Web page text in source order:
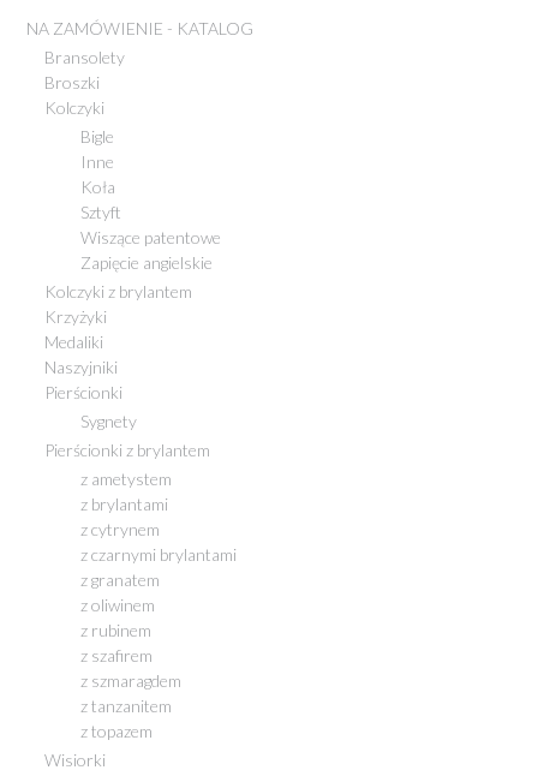
NA ZAMÓWIENIE - KATALOG
Bransolety
Broszki
Kolczyki
Bigle
Inne
Koła
Sztyft
Wiszące patentowe
Zapięcie angielskie
Kolczyki z brylantem
Krzyżyki
Medaliki
Naszyjniki
Pierścionki
Sygnety
Pierścionki z brylantem
z ametystem
z brylantami
z cytrynem
z czarnymi brylantami
z granatem
z oliwinem
z rubinem
z szafirem
z szmaragdem
z tanzanitem
z topazem
Wisiorki